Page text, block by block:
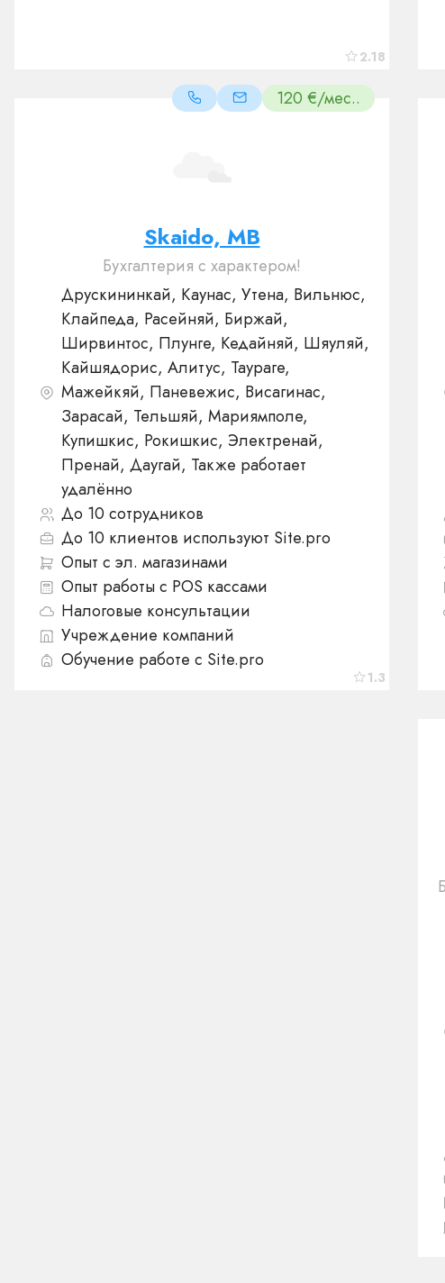
2.18
120 €/мес..
1.3
Skaido, MB
Бухгалтерия с характером!
Друскининкай, Каунас, Утена, Вильнюс,
Клайпеда, Расейняй, Биржай,
Ширвинтос, Плунге, Кедайняй, Шяуляй,
Кайшядорис, Алитус, Таураге,
Мажейкяй, Паневежис, Висагинас,
Зарасай, Тельшяй, Мариямполе,
Купишкис, Рокишкис, Электренай,
Пренай, Даугай, Также работает
удалённо
До 10 сотрудников
До 10 клиентов используют Site.pro
Опыт с эл. магазинами
Опыт работы с POS кассами
Налоговые консультации
Учреждение компаний
Обучение работе с Site.pro